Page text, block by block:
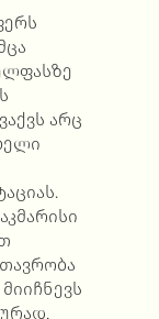
არც